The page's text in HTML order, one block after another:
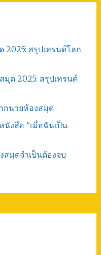
2025: สรุปเทรนด์โลก
มุด 2025: สรุปเทรนด์
กนายห้องสมุด
นังสือ “เมื่อฉันเป็น
มุดจำเป็นต้องจบ